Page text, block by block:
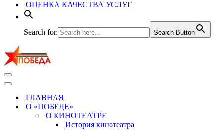
ОЦЕНКА КАЧЕСТВА УСЛУГ
Search for: Search Button
Меню
навигации
Меню
навигацииГЛАВНАЯ
О «ПОБЕДЕ»
О КИНОТЕАТРЕ
История кинотеатра